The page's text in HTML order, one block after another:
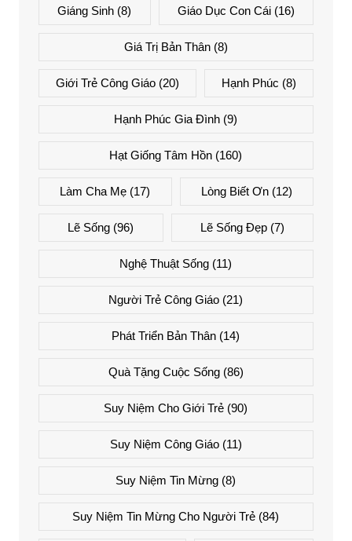
Giáng Sinh (8) Giáo Dục Con Cái(16)
Giá Trị Bản Thân(8)
Giới Trẻ Công Giáo(20) Hạnh Phúc (8)
Hạnh Phúc Gia Đình (9)
Hạt Giống Tâm Hồn (160)
Làm Cha Mẹ (17) Lòng Biết Ơn(12)
Lẽ Sống (96) Lẽ Sống Đẹp(7)
Nghệ Thuật Sống (11)
Người Trẻ Công Giáo (21)
Phát Triển Bản Thân (14)
Quà Tặng Cuộc Sống(86)
Suy Niệm Cho Giới Trẻ (90)
Suy Niệm Công Giáo(11)
Suy Niệm Tin Mừng (8)
Suy Niệm Tin Mừng Cho Người Trẻ (84)